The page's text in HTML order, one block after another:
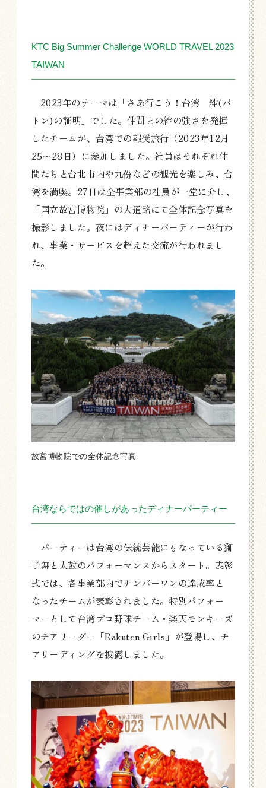
KTC Big Summer Challenge WORLD TRAVEL 2023
TAIWAN
2023年のテーマは「さあ行こう！台湾 絆(バ
トン)の証明」でした。仲間との絆の強さを発揮
したチームが、台湾での報奨旅行（2023年12月
25〜28日）に参加しました。社員はそれぞれ仲
間たちと台北市内や九份などの観光を楽しみ、台
湾を満喫。27日は全事業部の社員が一堂に介し、
「国立故宮博物院」の大通路にて全体記念写真を
撮影しました。夜にはディナーパーティーが行わ
れ、事業・サービスを超えた交流が行われまし
た。
故宮博物院での全体記念写真
台湾ならではの催しがあったディナーパーティー
パーティーは台湾の伝統芸能にもなっている獅
子舞と太鼓のパフォーマンスからスタート。表彰
式では、各事業部内でナンバーワンの達成率と
なったチームが表彰されました。特別パフォー
マーとして台湾プロ野球チーム・楽天モンキーズ
のチアリーダー「Rakuten Girls」が登場し、チ
アリーディングを披露しました。